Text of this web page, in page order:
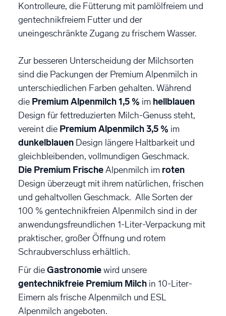
Kontrolleure, die Fütterung mit pamlölfreiem und
gentechnikfreiem Futter und der
uneingeschränkte Zugang zu frischem Wasser.
Zur besseren Unterscheidung der Milchsorten
sind die Packungen der Premium Alpenmilch in
unterschiedlichen Farben gehalten. Während
die Premium Alpenmilch 1,5 % im hellblauen
Design für fettreduzierten Milch-Genuss steht,
vereint die Premium Alpenmilch 3,5 % im
dunkelblauen Design längere Haltbarkeit und
gleichbleibenden, vollmundigen Geschmack.
Die Premium FrischeAlpenmilch im roten
Design überzeugt mit ihrem natürlichen, frischen
und gehaltvollen Geschmack. Alle Sorten der
100 % gentechnikfreien Alpenmilch sind in der
anwendungsfreundlichen 1-Liter-Verpackung mit
praktischer, großer Öffnung und rotem
Schraubverschluss erhältlich.
Für dieGastronomiewird unsere
gentechnikfreie Premium Milch in 10-Liter-
Eimern als frische Alpenmilch und ESL
Alpenmilch angeboten.